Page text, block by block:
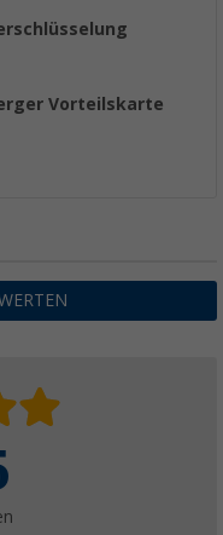
Vorteilskarte